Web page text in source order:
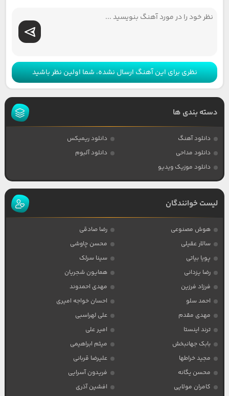
نظری برای این آهنگ ارسال نشده، شما اولین نظر باشید
دسته بندی ها
دانلود آهنگ
دانلود ریمیکس
دانلود مداحی
دانلود آلبوم
دانلود موزیک ویدیو
لیست خوانندگان
هوش مصنوعی
رضا صادقی
سالار عقیلی
محسن چاوشی
پویا بیاتی
سینا سرلک
رضا یزدانی
همایون شجریان
فرزاد فرزین
مهدی احمدوند
احمد سلو
احسان خواجه امیری
مهدی مقدم
علی لهراسبی
ترند اینستا
امیر علی
بابک جهانبخش
میثم ابراهیمی
مجید خراطها
علیرضا قربانی
محسن یگانه
فریدون آسرایی
کامران مولایی
افشین آذری